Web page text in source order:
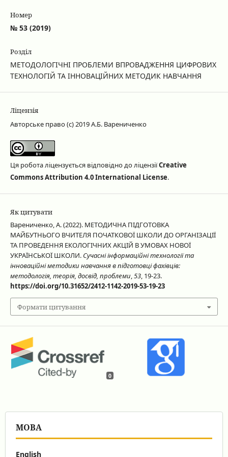
Номер
№ 53 (2019)
Розділ
МЕТОДОЛОГІЧНІ ПРОБЛЕМИ ВПРОВАДЖЕННЯ ЦИФРОВИХ
ТЕХНОЛОГІЙ ТА ІННОВАЦІЙНИХ МЕТОДИК НАВЧАННЯ
Ліцензія
Авторське право (c) 2019 А.Б. Варениченко
Ця робота ліцензується відповідно до ліцензіїCreative
Commons Attribution 4.0 International License.
Як цитувати
Варениченко, А. (2022). МЕТОДИЧНА ПІДГОТОВКА
МАЙБУТНЬОГО ВЧИТЕЛЯ ПОЧАТКОВОЇ ШКОЛИ ДО ОРГАНІЗАЦІЇ
ТА ПРОВЕДЕННЯ ЕКОЛОГІЧНИХ АКЦІЙ В УМОВАХ НОВОЇ
УКРАЇНСЬКОЇ ШКОЛИ. Сучасні інформаційні технології та
інноваційні методики навчання в підготовці фахівців:
методологія, теорія, досвід, проблеми,53, 19-23.
https://doi.org/10.31652/2412-1142-2019-53-19-23
Формати цитування
0
МОВА
English